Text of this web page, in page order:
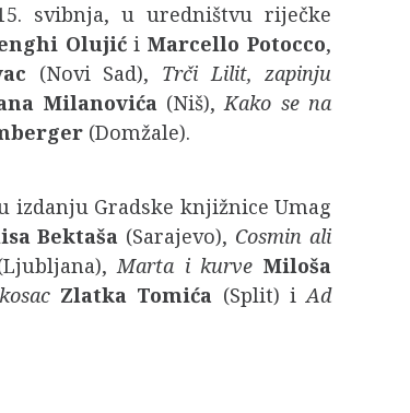
svibnja, u uredništvu riječke
OlujićiMarcello Potocco,
(Novi Sad), Trči Lilit, zapinju
Milanovića(Niš),Kako se na
(Domžale).
Gradske knjižnice Umag
Bektaša (Sarajevo), Cosmin ali
Marta i kurve Miloša
Zlatka Tomića (Split) iAd